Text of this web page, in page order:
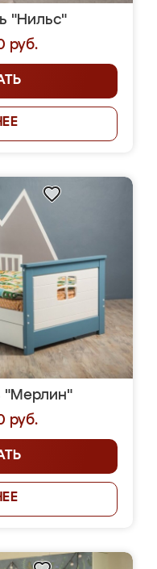
"Нильс"
руб.
"Мерлин"
руб.